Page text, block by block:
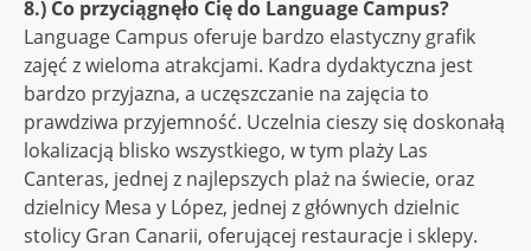
8.) Co przyciągnęło Cię do Language Campus?
Language Campus oferuje bardzo elastyczny grafik
zajęć z wieloma atrakcjami. Kadra dydaktyczna jest
bardzo przyjazna, a uczęszczanie na zajęcia to
prawdziwa przyjemność. Uczelnia cieszy się doskonałą
lokalizacją blisko wszystkiego, w tym plaży Las
Canteras, jednej z najlepszych plaż na świecie, oraz
dzielnicy Mesa y López, jednej z głównych dzielnic
stolicy Gran Canarii, oferującej restauracje i sklepy.